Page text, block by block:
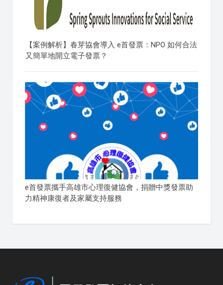
【案例解析】春芽協會導入 e首發票：NPO 如何合法
又簡單地開立電子發票？
e首發票攜手高雄市心理復健協會，捐贈中獎發票助
力精神康復者及家屬支持服務